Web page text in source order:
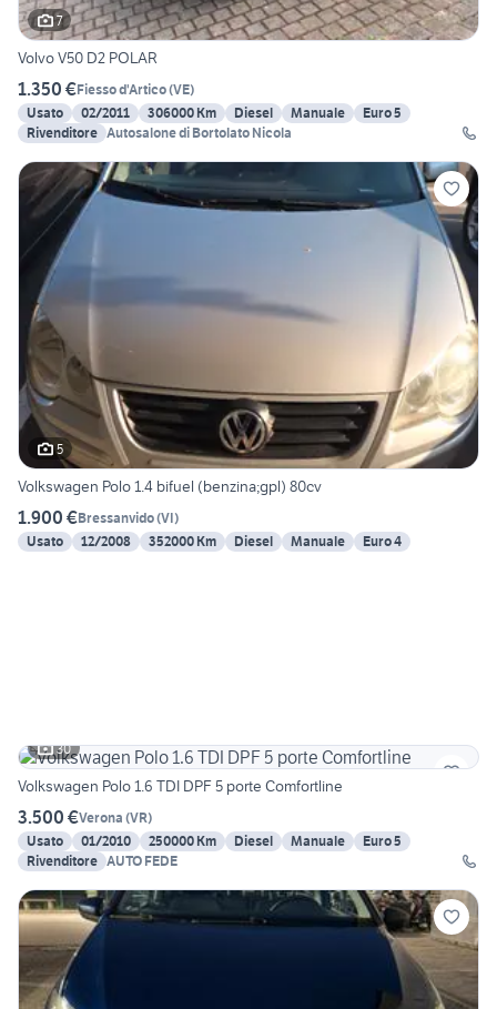
7
Volvo V50 D2 POLAR
1.350 €Fiesso d'Artico(VE)
Usato
02/2011 306000 Km Diesel Manuale
Euro 5
Rivenditore Autosalone di Bortolato Nicola
5
Volkswagen Polo 1.4 bifuel (benzina;gpl) 80cv
1.900 €Bressanvido(VI)
Usato
12/2008 352000 Km Diesel Manuale Euro 4
30
Volkswagen Polo 1.6 TDI DPF 5 porte Comfortline
3.500 €Verona (VR)
Usato
01/2010 250000 Km Diesel Manuale
Euro 5
Rivenditore AUTO FEDE